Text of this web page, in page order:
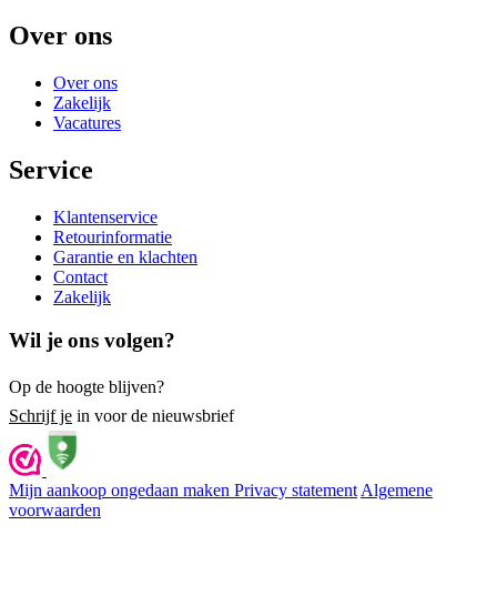
Over ons
Over ons
Zakelijk
Vacatures
Service
Klantenservice
Retourinformatie
Garantie en klachten
Contact
Zakelijk
Wil je ons volgen?
Op de hoogte blijven?
Schrijf je in voor de nieuwsbrief
Mijn aankoop ongedaan maken Privacy statement Algemene
voorwaarden